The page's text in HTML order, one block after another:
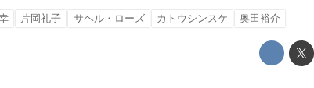
片岡礼子 サヘル・ローズ カトウシンスケ 奥田裕介